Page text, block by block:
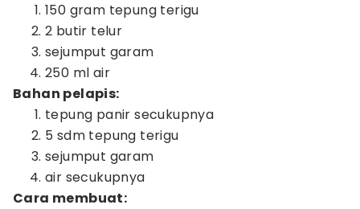
150 gram tepung terigu
2 butir telur
sejumput garam
250 ml air
Bahan pelapis:
tepung panir secukupnya
5 sdm tepung terigu
sejumput garam
air secukupnya
Cara membuat: